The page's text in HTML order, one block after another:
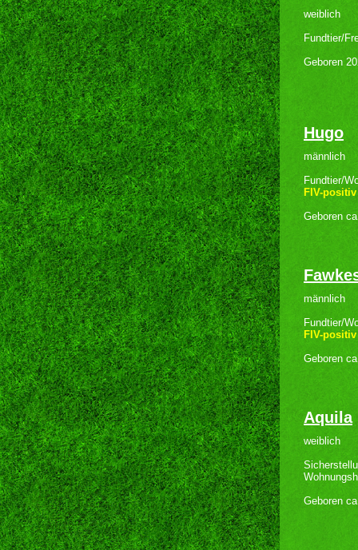
weiblich
Fundtier/
Geboren
Hugo
männlich
Fundtier/
FIV-positiv
Geboren
männlich
Fundtier/
FIV-positiv
Geboren
Aquila
weiblich
Geboren